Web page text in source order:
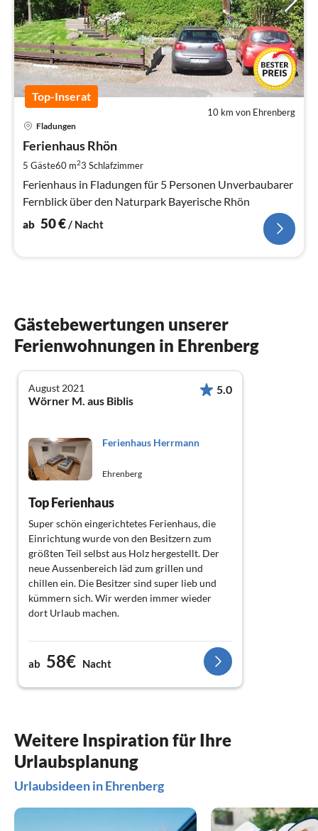
Top-Inserat
10 km von Ehrenberg
Fladungen
Ferienhaus Rhön
5 Gäste60 m23 Schlafzimmer
Ferienhaus in Fladungen für 5 Personen Unverbaubarer
Fernblick über den Naturpark Bayerische Rhön
ab 50€/ Nacht
Gästebewertungen unserer
Ferienwohnungen in Ehrenberg
August 2021
Wörner M. aus Biblis
5.0
Ferienhaus Herrmann
Ehrenberg
Top Ferienhaus
Super schön eingerichtetes Ferienhaus, die
Einrichtung wurde von den Besitzern zum
größten Teil selbst aus Holz hergestellt. Der
neue Aussenbereich läd zum grillen und
chillen ein. Die Besitzer sind super lieb und
kümmern sich. Wir werden immer wieder
dort Urlaub machen.
ab 58€ Nacht
Weitere Inspiration für Ihre
Urlaubsplanung
Urlaubsideen in Ehrenberg